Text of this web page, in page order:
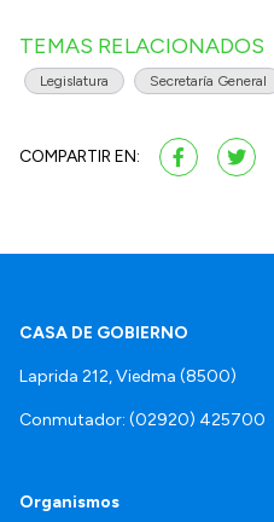
TEMAS RELACIONADOS
Legislatura Secretaría General
COMPARTIR EN:
CASA DE GOBIERNO
Laprida 212, Viedma (8500)
Conmutador: (02920) 425700
Organismos